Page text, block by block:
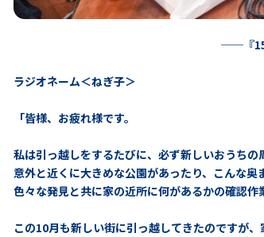
──『15
ラジオネーム＜ねぎ子＞
「皆様、お疲れ様です。
私は引っ越しをするたびに、必ず新しいおうちの
意外と近くに大きめな公園があったり、こんな奥
色々な発見と共に家の近所に何があるかの確認作
この10月も新しい街に引っ越してきたのですが